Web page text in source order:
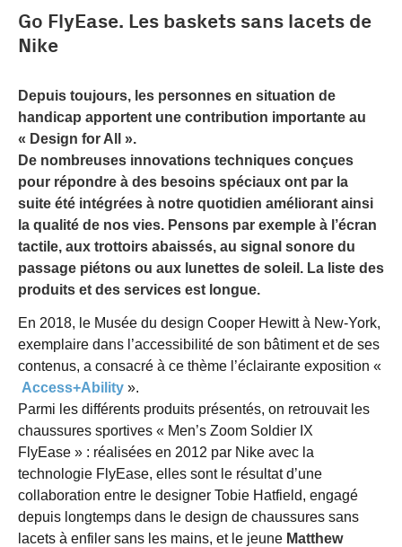
Go FlyEase. Les baskets sans lacets de
Nike
Depuis toujours, les personnes en situation de
handicap apportent une contribution importante au
« Design for All ».
De nombreuses innovations techniques conçues
pour répondre à des besoins spéciaux ont par la
suite été intégrées à notre quotidien améliorant ainsi
la qualité de nos vies. Pensons par exemple à l’écran
tactile, aux trottoirs abaissés, au signal sonore du
passage piétons ou aux lunettes de soleil. La liste des
produits et des services est longue.
En 2018, le Musée du design Cooper Hewitt à New-York,
exemplaire dans l’accessibilité de son bâtiment et de ses
contenus, a consacré à ce thème l’éclairante exposition «
Access+Ability ».
Parmi les différents produits présentés, on retrouvait les
chaussures sportives « Men’s Zoom Soldier IX
FlyEase » : réalisées en 2012 par Nike avec la
technologie FlyEase, elles sont le résultat d’une
collaboration entre le designer Tobie Hatfield, engagé
depuis longtemps dans le design de chaussures sans
lacets à enfiler sans les mains, et le jeune Matthew